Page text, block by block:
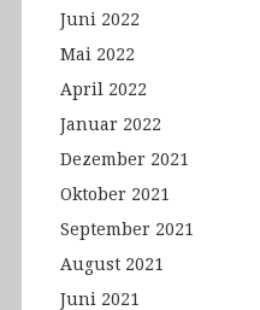
Juni 2022
Mai 2022
April 2022
Januar 2022
Dezember 2021
Oktober 2021
September 2021
August 2021
Juni 2021